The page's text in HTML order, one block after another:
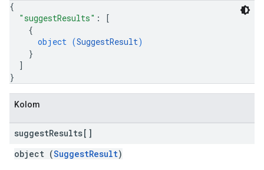
{
"suggestResults" :
[
{
object (SuggestResult)
}
]
}
Kolom
suggestResults[]
object (SuggestResult)